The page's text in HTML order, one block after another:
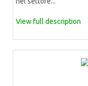
View full description